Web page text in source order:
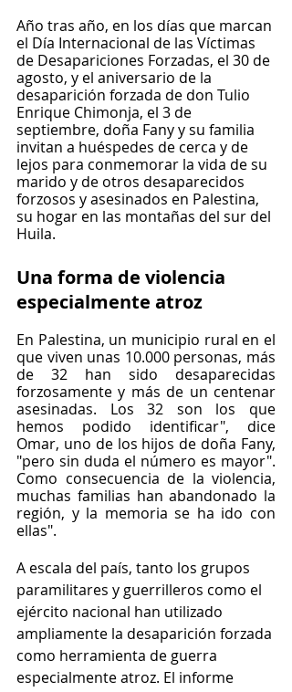
Año tras año, en los días que marcan
el Día Internacional de las Víctimas
de Desapariciones Forzadas, el 30 de
agosto, y el aniversario de la
desaparición forzada de don Tulio
Enrique Chimonja, el 3 de
septiembre, doña Fany y su familia
invitan a huéspedes de cerca y de
lejos para conmemorar la vida de su
marido y de otros desaparecidos
forzosos y asesinados en Palestina,
su hogar en las montañas del sur del
Huila.
Una forma de violencia
especialmente atroz
En Palestina, un municipio rural en el
que viven unas 10.000 personas, más
de 32 han sido desaparecidas
forzosamente y más de un centenar
asesinadas. Los 32 son los que
hemos podido identificar", dice
Omar, uno de los hijos de doña Fany,
"pero sin duda el número es mayor".
Como consecuencia de la violencia,
muchas familias han abandonado la
región, y la memoria se ha ido con
ellas".
A escala del país, tanto los grupos
paramilitares y guerrilleros como el
ejército nacional han utilizado
ampliamente la desaparición forzada
como herramienta de guerra
especialmente atroz. El informe